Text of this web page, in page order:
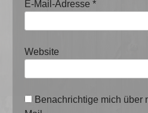
E-Mail-Adresse*
Website
Benachrichtige mich über